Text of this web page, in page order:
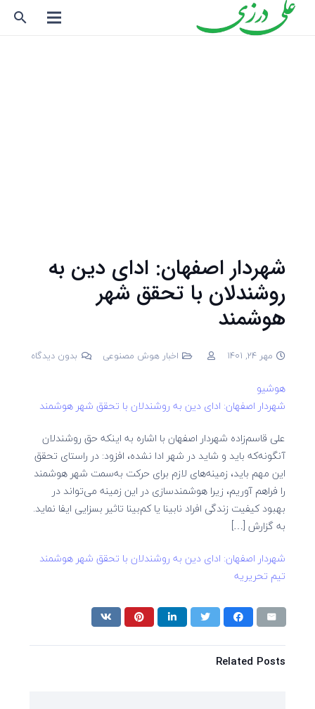
search
شهردار اصفهان: ادای دین به
روشندلان با تحقق شهر
هوشمند
مهر 24, 1401 اخبار هوش مصنوعی بدون دیدگاه
هوشیو
شهردار اصفهان: ادای دین به روشندلان با تحقق شهر هوشمند
علی قاسم‌زاده شهردار اصفهان با اشاره به اینکه حق روشندلان
آنگونه‌که باید و شاید در شهر ادا نشده، افزود: در راستای تحقق
این مهم باید، زمینه‌های لازم برای حرکت به‌سمت شهر هوشمند
را فراهم آوریم، زیرا هوشمندسازی در این زمینه می‌تواند در
بهبود کیفیت زندگی افراد نابینا یا کم‌بینا تاثیر بسزایی ایفا نماید.
به گزارش […]
شهردار اصفهان: ادای دین به روشندلان با تحقق شهر هوشمند
تیم تحریریه
Related Posts